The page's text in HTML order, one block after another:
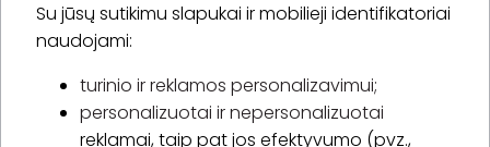
Su jūsų sutikimu slapukai ir mobilieji identifikatoriai
naudojami:
turinio ir reklamos personalizavimui;
personalizuotai ir nepersonalizuotai
reklamai, taip pat jos efektyvumo (pvz.,
Prenumeruoti
Apie „BookitNow“